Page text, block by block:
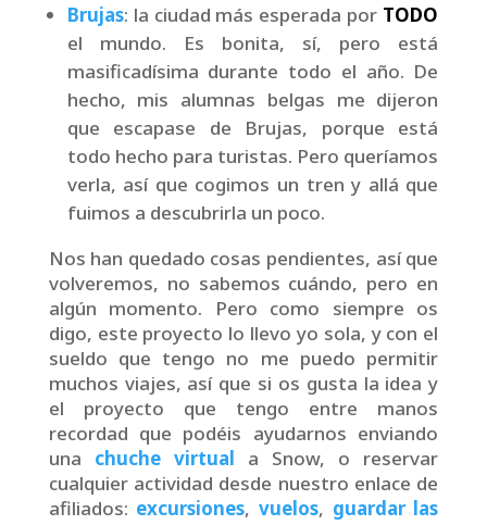
Brujas: la ciudad más esperada por TODO
el mundo. Es bonita, sí, pero está
masificadísima durante todo el año. De
hecho, mis alumnas belgas me dijeron
que escapase de Brujas, porque está
todo hecho para turistas. Pero queríamos
verla, así que cogimos un tren y allá que
fuimos a descubrirla un poco.
Nos han quedado cosas pendientes, así que
volveremos, no sabemos cuándo, pero en
algún momento. Pero como siempre os
digo, este proyecto lo llevo yo sola, y con el
sueldo que tengo no me puedo permitir
muchos viajes, así que si os gusta la idea y
el proyecto que tengo entre manos
recordad que podéis ayudarnos enviando
una chuche virtual a Snow, o reservar
cualquier actividad desde nuestro enlace de
afiliados: excursiones,vuelos, guardar las